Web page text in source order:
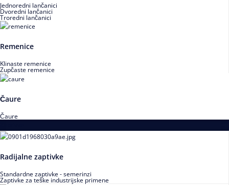
Jednoredni lančanici
Dvoredni lančanici
Troredni lančanici
Remenice
Klinaste remenice
Zupčaste remenice
Čaure
Čaure
Radijalne zaptivke
Standardne zaptivke - semerinzi
Zaptivke za teške industrijske primene